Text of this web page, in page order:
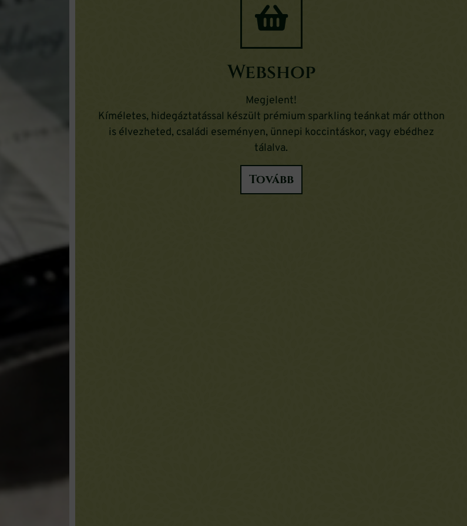
Webshop
Megjelent!
Kíméletes, hidegáztatással készült prémium sparkling teánkat már otthon
is élvezheted, családi eseményen, ünnepi koccintáskor, vagy ebédhez
tálalva.
Tovább